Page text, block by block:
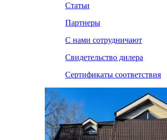
Статьи
Партнеры
С нами сотрудничают
Свидетельство дилера
Сертификаты соответствия